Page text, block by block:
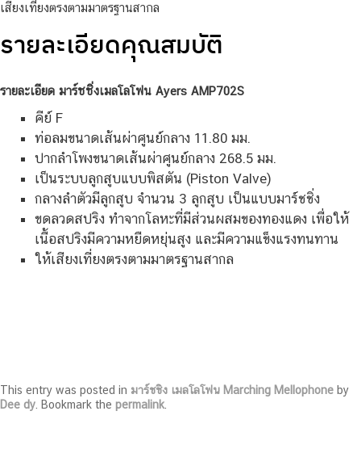
เสียงเที่ยงตรงตามมาตรฐานสากล
รายละเอียดคุณสมบัติ
รายละเอียด มาร์ชชิ่งเมลโลโฟน Ayers AMP702S
คีย์ F
ท่อลมขนาดเส้นผ่าศูนย์กลาง 11.80 มม.
ปากลำโพงขนาดเส้นผ่าศูนย์กลาง 268.5 มม.
เป็นระบบลูกสูบแบบพิสตัน (Piston Valve)
กลางลำตัวมีลูกสูบ จำนวน 3 ลูกสูบ เป็นแบบมาร์ชชิ่ง
ขดลวดสปริง ทำจากโลหะที่มีส่วนผสมของทองแดง เพื่อให้
เนื้อสปริงมีความหยืดหยุ่นสูง และมีความแข็งแรงทนทาน
ให้เสียงเที่ยงตรงตามมาตรฐานสากล
This entry was posted in มาร์ชชิง เมลโลโฟน Marching Mellophone by
Dee dy . Bookmark the permalink